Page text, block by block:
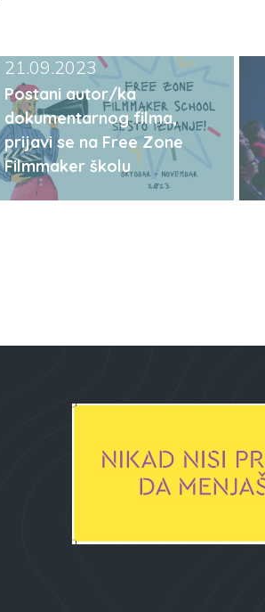
21.09.2023
Postani autor/ka
dokumentarnog filma,
prijavi se na Free Zone
Filmmaker školu